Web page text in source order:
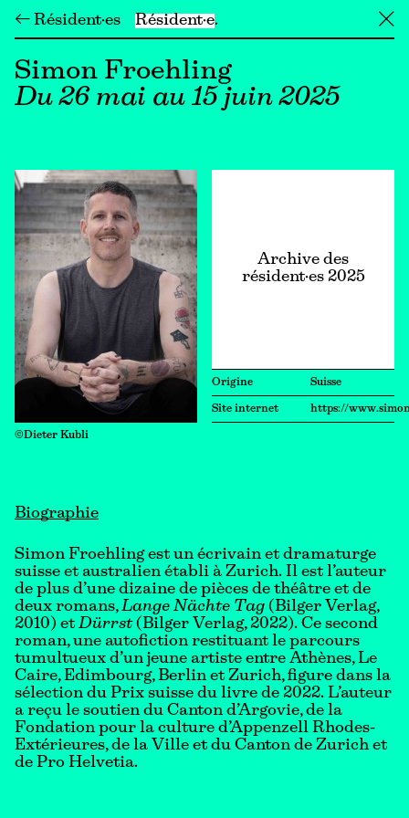
← Résident·es Résident·e ╳
Simon Froehling
Du 26 mai au 15 juin 2025
©Dieter Kubli
Archive des
résident·es 2025
Origine Suisse
Site internet https://
Biographie
Simon Froehling est un écrivain et dramaturge
suisse et australien établi à Zurich. Il est l’auteur
de plus d’une dizaine de pièces de théâtre et de
deux romans,Lange Nächte Tag (Bilger Verlag,
2010) et Dürrst(Bilger Verlag, 2022). Ce second
roman, une autofiction restituant le parcours
tumultueux d’un jeune artiste entre Athènes, Le
Caire, Edimbourg, Berlin et Zurich, figure dans la
sélection du Prix suisse du livre de 2022. L’auteur
a reçu le soutien du Canton d’Argovie, de la
Fondation pour la culture d’Appenzell Rhodes-
Extérieures, de la Ville et du Canton de Zurich et
de Pro Helvetia.